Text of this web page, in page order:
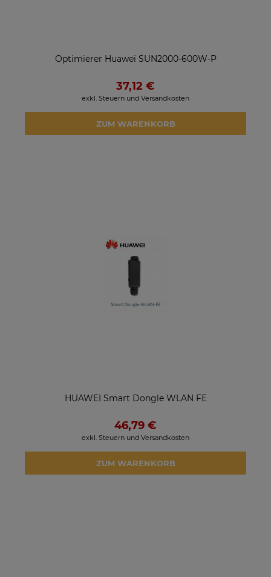
Optimierer Huawei SUN2000-600W-P
37,12 €
exkl. Steuern und Versandkosten
ZUM WARENKORB
HUAWEI Smart Dongle WLAN FE
46,79 €
exkl. Steuern und Versandkosten
ZUM WARENKORB